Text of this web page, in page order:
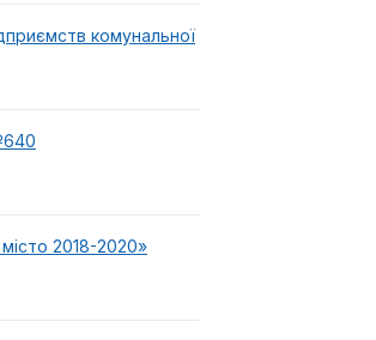
комунальної
2018-2020»